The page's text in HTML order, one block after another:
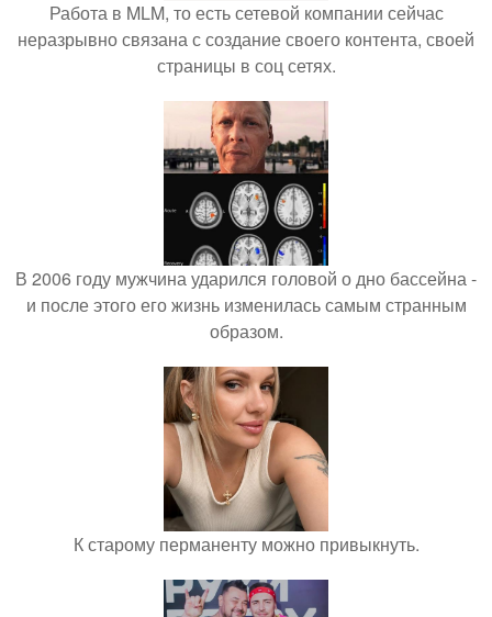
Работа в MLM, то есть сетевой компании сейчас
неразрывно связана с создание своего контента, своей
страницы в соц сетях.
В 2006 году мужчина ударился головой о дно бассейна -
и после этого его жизнь изменилась самым странным
образом.
К старому перманенту можно привыкнуть.